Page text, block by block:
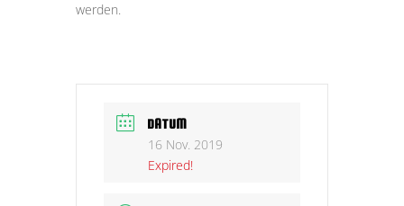
werden.
DATUM
16 Nov. 2019
Expired!